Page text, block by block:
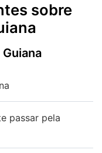
sobre
passar pela